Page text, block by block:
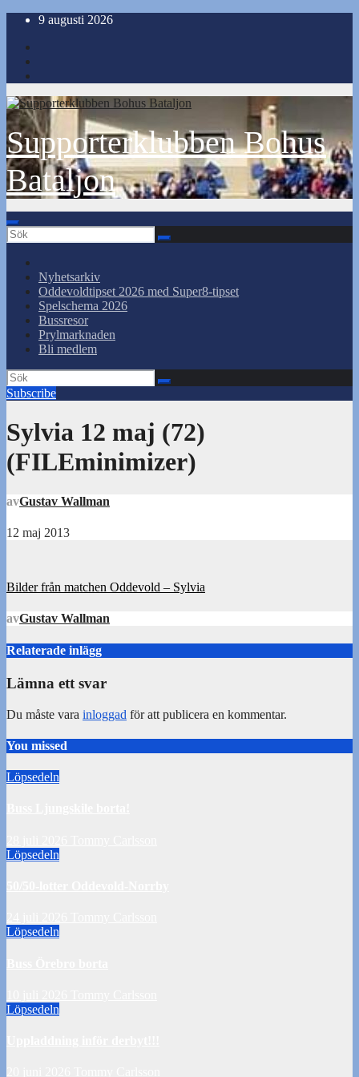
Hoppa
innehåll
9 augusti 2026
Supporterklubben Bohus
Bataljon
Nyhetsarkiv
Oddevoldtipset 2026 med Super8-tipset
Spelschema 2026
Bussresor
Prylmarknaden
Bli medlem
Subscribe
Sylvia 12 maj (72)
(FILEminimizer)
avGustav Wallman
12 maj 2013
Inläggsnavigering
Bilder från matchen Oddevold – Sylvia
avGustav Wallman
Relaterade inlägg
Lämna ett svar
Du måste vara inloggad för att publicera en kommentar.
You missed
Löpsedeln
Löpsedeln
Löpsedeln
Löpsedeln